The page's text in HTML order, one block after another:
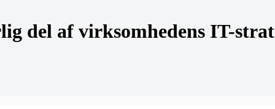
del af virksomhedens IT-